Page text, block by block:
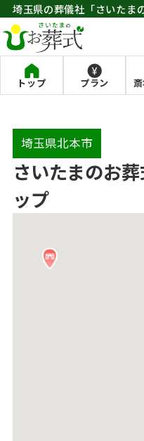
埼玉県の葬儀社「さいたま
お問い合わせ
トップ プラン
埼玉県北本市
さいたまのお
ップ